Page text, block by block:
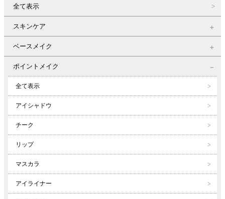
全て表示
スキンケア
ベースメイク
ポイントメイク
全て表示
アイシャドウ
チーク
リップ
マスカラ
アイライナー